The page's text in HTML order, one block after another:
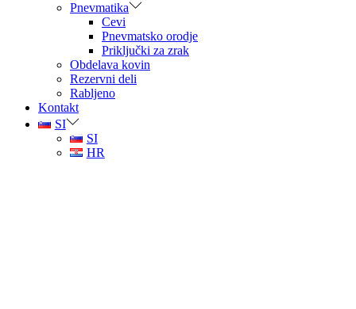
Pnevmatika
Cevi
Pnevmatsko orodje
Priključki za zrak
Obdelava kovin
Rezervni deli
Rabljeno
Kontakt
SI
SI
HR